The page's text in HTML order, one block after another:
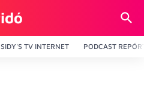
SIDY'S TV INTERNET PODCAST